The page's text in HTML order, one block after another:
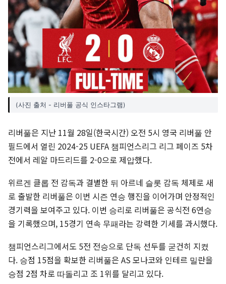
(사진 출처 - 리버풀 공식 인스타그램)
리버풀은 지난 11월 28일(한국시간) 오전 5시 영국 리버풀 안
필드에서 열린 2024-25 UEFA 챔피언스리그 리그 페이즈 5차
전에서 레알 마드리드를 2-0으로 제압했다.
위르겐 클롭 전 감독과 결별한 뒤 아르네 슬롯 감독 체제로 새
로 출발한 리버풀은 이번 시즌 연승 행진을 이어가며 안정적인
경기력을 보여주고 있다. 이번 승리로 리버풀은 공식전 6연승
을 기록했으며, 15경기 연속 무패라는 강력한 기세를 과시했다.
챔피언스리그에서도 5전 전승으로 단독 선두를 굳건히 지켰
다. 승점 15점을 확보한 리버풀은 AS 모나코와 인테르 밀란을
승점 2점 차로 따돌리고 조 1위를 달리고 있다.